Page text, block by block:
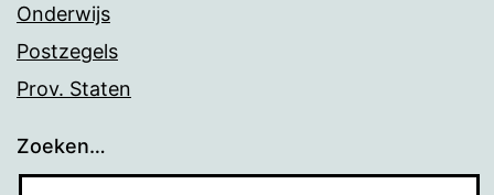
Onderwijs
Postzegels
Prov. Staten
Zoeken…